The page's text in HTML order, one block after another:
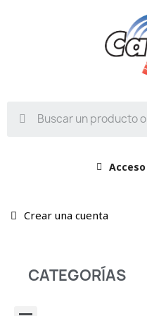
Crear una cuenta
CATEGORÍAS